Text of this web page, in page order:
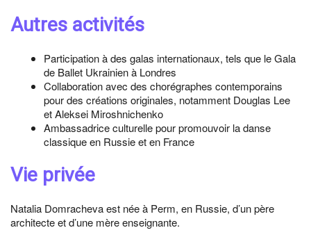
Autres activités
Participation à des galas internationaux, tels que le Gala
de Ballet Ukrainien à Londres
Collaboration avec des chorégraphes contemporains
pour des créations originales, notamment Douglas Lee
et Aleksei Miroshnichenko
Ambassadrice culturelle pour promouvoir la danse
classique en Russie et en France
Vie privée
Natalia Domracheva est née à Perm, en Russie, d’un père
architecte et d’une mère enseignante.